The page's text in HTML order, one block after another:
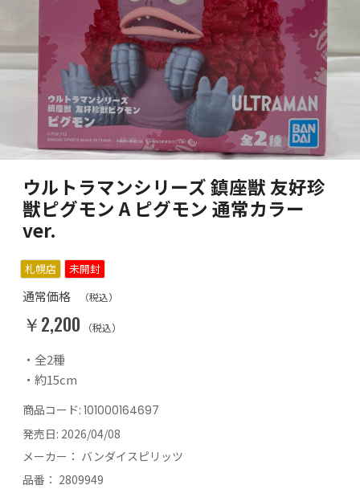
ウルトラマンシリーズ 鎮座獣 友好珍
獣ピグモン A ピグモン 通常カラー
ver.
札幌店 未開封
通常価格 （税込）
￥2,200 （税込）
・全2種
・約15cm
商品コード: 101000164697
発売日: 2026/04/08
メーカー： バンダイスピリッツ
品番： 2809949